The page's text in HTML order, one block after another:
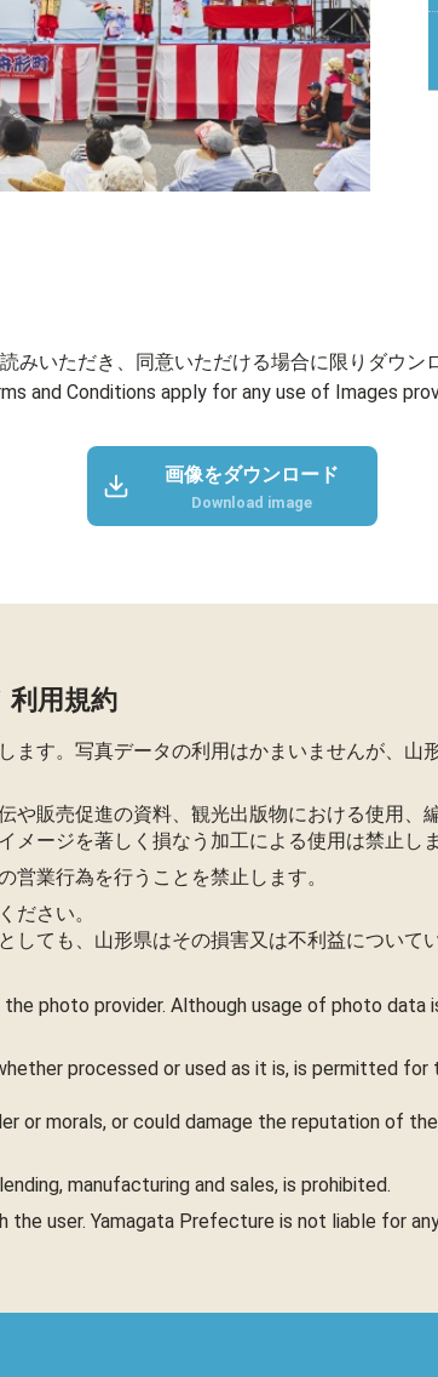
みいただき、同意いただける場合に限りダウン
and Conditions apply for any use of Images
画像をダウンロード
Download image
利用規約
ます。写真データの利用はかまいませんが、
販売促進の資料、観光出版物における使用、
ージを著しく損なう加工による使用は禁止しま
業行為を行うことを禁止します。
ださい。
ても、山形県はその損害又は不利益について
photo provider. Although usage of photo
processed or used as it is, is permitted
or morals, or could damage the reputation of
manufacturing and sales, is prohibited.
user. Yamagata Prefecture is not liable for